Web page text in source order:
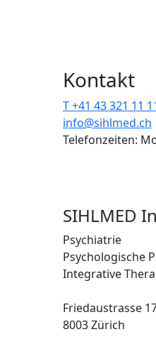
Kontakt
T +41 43 321 11
info@sihlmed.ch
Telefonzeiten:
SIHLMED
Psychiatrie
Psychologische
Integrative
Friedaustrasse
8003 Zürich